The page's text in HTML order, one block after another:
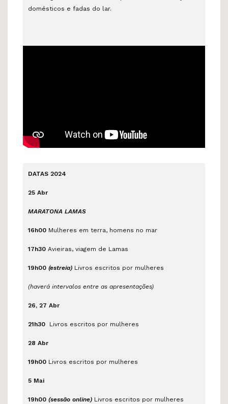
domésticos e fadas do lar.
DATAS 2024
25 Abr
MARATONA LAMAS
16h00 Mulheres em terra, homens no mar
17h30 Avieiras, viagem de Lamas
19h00 (estreia) Livros escritos por mulheres
(haverá intervalos entre as apresentações)
26, 27 Abr
21h30 Livros escritos por mulheres
28 Abr
19h00 Livros escritos por mulheres
5 Mai
19h00 (sessão online) Livros escritos por mulheres